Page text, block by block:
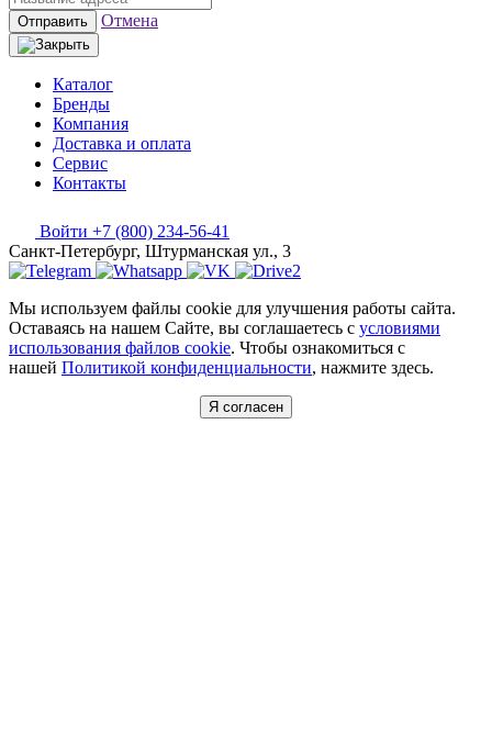
Отправить Отмена
Каталог
Бренды
Компания
Доставка и оплата
Сервис
Контакты
Войти +7 (800) 234-56-41
Санкт-Петербург, Штурманская ул., 3
Мы используем файлы cookie для улучшения работы сайта.
Оставаясь на нашем Сайте, вы соглашаетесь с условиями
использования файлов cookie. Чтобы ознакомиться с
нашей Политикой конфиденциальности, нажмите здесь.
Я согласен